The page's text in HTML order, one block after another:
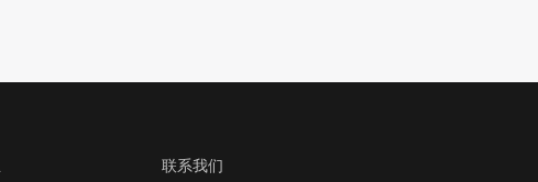
联系我们